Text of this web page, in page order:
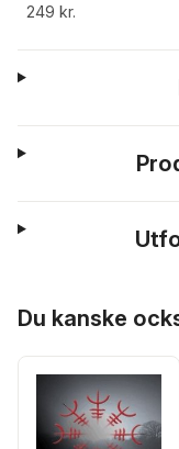
249 kr.
Du kanske